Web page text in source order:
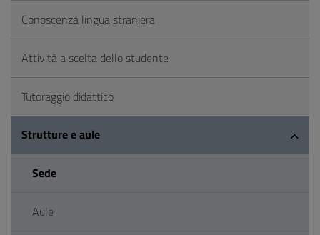
Conoscenza lingua straniera
Attività a scelta dello studente
Tutoraggio didattico
Strutture e aule
Sede
Aule